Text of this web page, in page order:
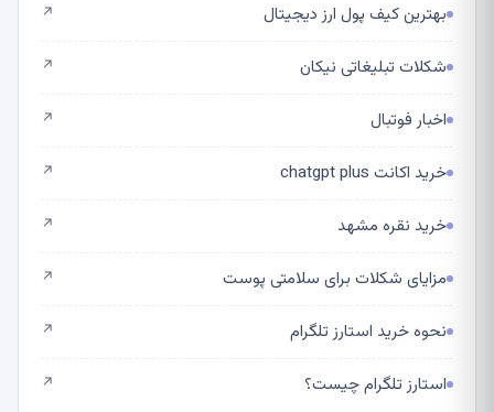
بهترین کیف پول ارز دیجیتال ↗
شکلات تبلیغاتی نیکان ↗
اخبار فوتبال ↗
خرید اکانت chatgpt plus ↗
خرید نقره مشهد ↗
مزایای شکلات برای سلامتی پوست ↗
نحوه خرید استارز تلگرام ↗
استارز تلگرام چیست؟ ↗